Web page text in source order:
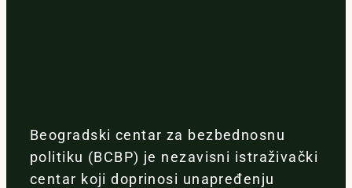
Beogradski centar za bezbednosnu
politiku (BCBP) je nezavisni istraživački
centar koji doprinosi unapređenju